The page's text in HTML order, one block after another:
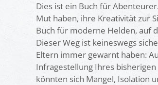
Dies ist ein Buch für
Mut haben, ihre Kreativität zur
Buch für moderne Helden, auf
Dieser Weg ist keineswegs
Eltern immer gewarnt haben:
Infragestellung Ihres
könnten sich Mangel, Isolation
Dieses
auch